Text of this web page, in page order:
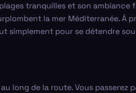
tranquilles et son ambiance
la mer Méditerranée. À
simplement pour se détendre
long de la route. Vous passerez